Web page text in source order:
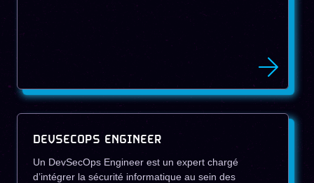
DEVSECOPS ENGINEER
Un DevSecOps Engineer est un expert chargé
d’intégrer la sécurité informatique au sein des